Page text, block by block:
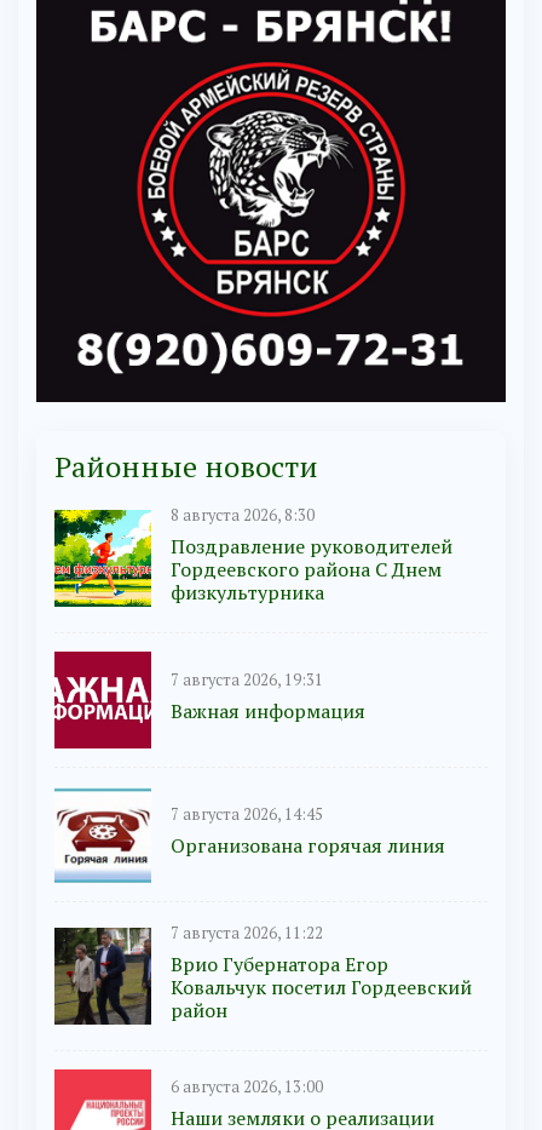
Районные новости
8 августа 2026, 8:30
Поздравление руководителей
Гордеевского района С Днем
физкультурника
7 августа 2026, 19:31
Важная информация
7 августа 2026, 14:45
Организована горячая линия
7 августа 2026, 11:22
Врио Губернатора Егор
Ковальчук посетил Гордеевский
район
6 августа 2026, 13:00
Наши земляки о реализации